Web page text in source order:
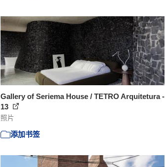
Gallery of Seriema House / TETRO Arquitetura -
13
照片
添加书签